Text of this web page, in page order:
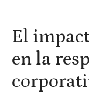
El
en la